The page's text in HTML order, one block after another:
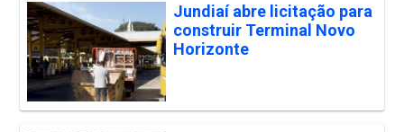
Jundiaí abre licitação para
construir Terminal Novo
Horizonte